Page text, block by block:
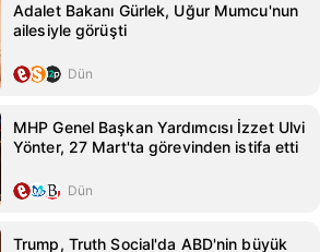
Adalet Bakanı Gürlek, Uğur Mumcu'nun
ailesiyle görüşti
Dün
MHP Genel Başkan Yardımcısı İzzet Ulvi
Yönter, 27 Mart'ta görevinden istifa etti
Dün
Trump, Truth Social'da ABD'nin büyük